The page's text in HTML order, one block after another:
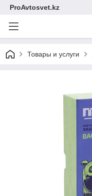
ProAvtosvet.kz
Товары и услуги